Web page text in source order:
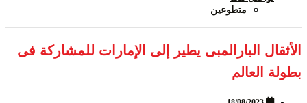
متطوعين
الأثقال البارالمبى يطير إلى الإمارات للمشاركة فى
بطولة العالم